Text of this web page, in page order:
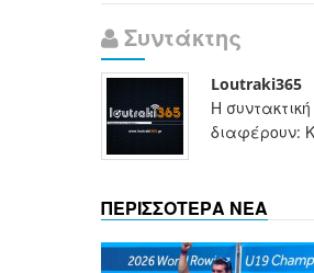
Συντάκτης
Loutraki365
Η
διαφέρουν:
ΠΕΡΙΣΣΟΤΕΡΑ ΝΕΑ